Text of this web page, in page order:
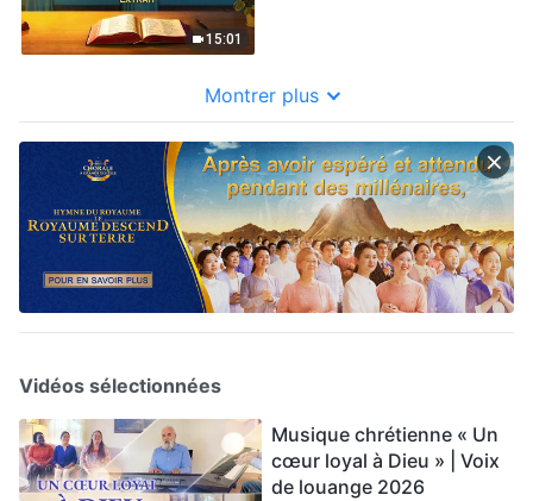
15:01
Montrer plus
Vidéos sélectionnées
Musique chrétienne « Un
cœur loyal à Dieu » | Voix
de louange 2026